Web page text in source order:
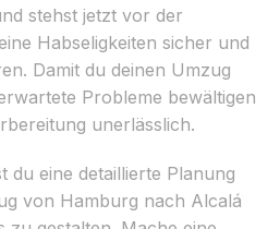
stehst jetzt vor der
Habseligkeiten sicher und
Damit du deinen Umzug
Probleme bewältigen
unerlässlich.
du eine detaillierte Planung
von Hamburg nach Alcalá